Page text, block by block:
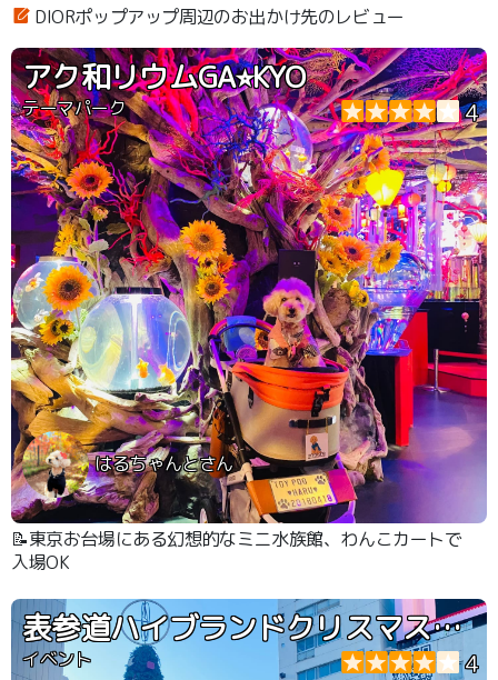
DIORポップアップ周辺のお出かけ先のレビュー
アク和リウムGA⭐︎KYO
テーマパーク 4
はるちゃんとさん
📝東京お台場にある幻想的なミニ水族館、わんこカートで
入場OK
表参道ハイブランドクリスマスツリー
イベント 4